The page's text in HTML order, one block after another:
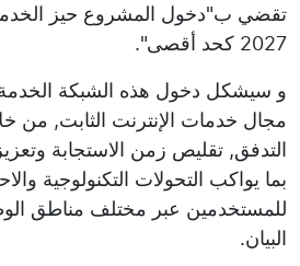
تقضي ب"دخول المشروع حيز
2027 كحد أقصى".
و سيشكل دخول هذه الشبكة
مجال خدمات الإنترنت الثابت, من
التدفق, تقليص زمن الاستجابة
بما يواكب التحولات التكنولوجية
للمستخدمين عبر مختلف مناطق
البيان.